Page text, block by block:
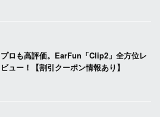
プロも高評価。EarFun「Clip2」全方位レ
ビュー！【割引クーポン情報あり】